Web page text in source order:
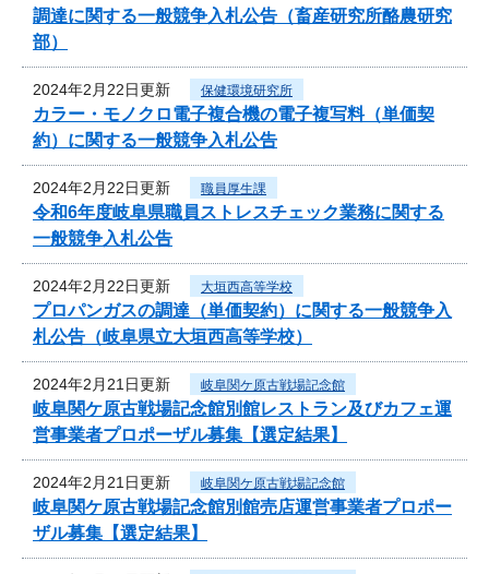
調達に関する一般競争入札公告（畜産研究所酪農研究
部）
2024年2月22日更新 保健環境研究所
カラー・モノクロ電子複合機の電子複写料（単価契
約）に関する一般競争入札公告
2024年2月22日更新 職員厚生課
令和6年度岐阜県職員ストレスチェック業務に関する
一般競争入札公告
2024年2月22日更新 大垣西高等学校
プロパンガスの調達（単価契約）に関する一般競争入
札公告（岐阜県立大垣西高等学校）
2024年2月21日更新 岐阜関ケ原古戦場記念館
岐阜関ケ原古戦場記念館別館レストラン及びカフェ運
営事業者プロポーザル募集【選定結果】
2024年2月21日更新 岐阜関ケ原古戦場記念館
岐阜関ケ原古戦場記念館別館売店運営事業者プロポー
ザル募集【選定結果】